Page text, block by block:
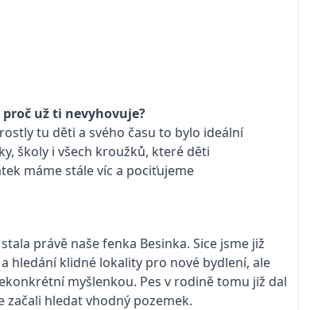
už ti nevyhovuje?
tu děti a svého času to bylo ideální
školy i všech kroužků, které děti
máme stále víc a pociťujeme
právě naše fenka Besinka. Sice jsme již
hledání klidné lokality pro nové bydlení, ale
myšlenkou. Pes v rodině tomu již dal
hledat vhodný pozemek.